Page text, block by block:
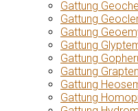
Gattung
Gattung
Gattung
Gattung
Gattung
Gattung
Gattung
Gattung